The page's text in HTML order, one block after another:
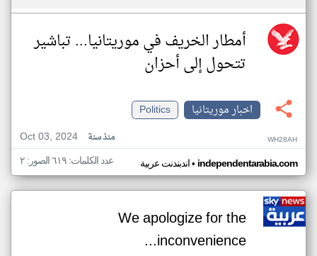
أمطار الخريف في موريتانيا... تباشير
تتحول إلى أحزان
اخبار موريتانيا
Politics
Oct 03, 2024
منذ سنة WH28AH
اندبندنت عربية• independentarabia.com عدد الكلمات: ٦١٩ الصور: ٢
We apologize for the
inconvenience...